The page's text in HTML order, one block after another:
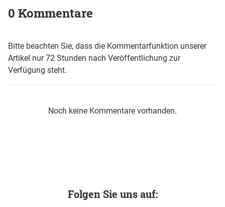
0 Kommentare
Bitte beachten Sie, dass die Kommentarfunktion unserer
Artikel nur 72 Stunden nach Veröffentlichung zur
Verfügung steht.
Noch keine Kommentare vorhanden.
Folgen Sie uns auf: